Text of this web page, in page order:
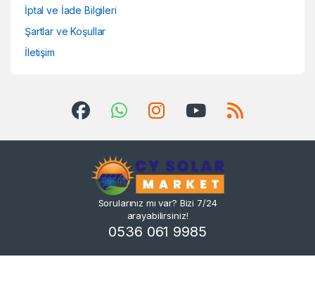
İptal ve İade Bilgileri
Şartlar ve Koşullar
İletişim
Sorularınız mı var? Bizi 7/24
arayabilirsiniz!
0536 061 9985